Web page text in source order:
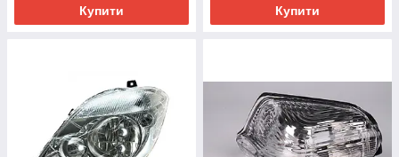
Купити Купити